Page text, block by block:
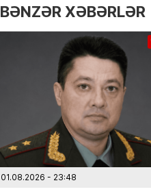
BƏNZƏR XƏBƏRLƏR
01.08.2026 - 23:48